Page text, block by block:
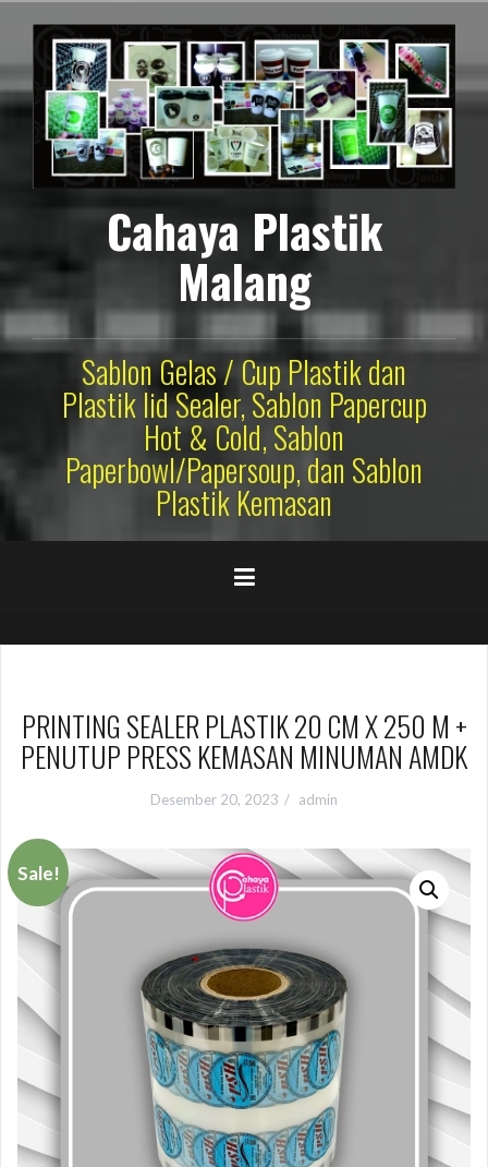
konten
Cahaya Plastik
Malang
Sablon Gelas / Cup Plastik dan
Plastik lid Sealer, Sablon Papercup
Hot & Cold, Sablon
Paperbowl/Papersoup, dan Sablon
Plastik Kemasan
PRINTING SEALER PLASTIK 20 CM X 250 M +
PENUTUP PRESS KEMASAN MINUMAN AMDK
Desember 20, 2023 admin
Sale!